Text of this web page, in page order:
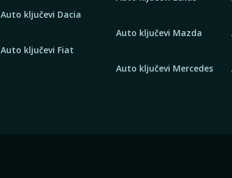
Auto ključevi Dacia
Auto ključevi Fiat
Auto ključevi Mazda
Auto ključevi Mercedes